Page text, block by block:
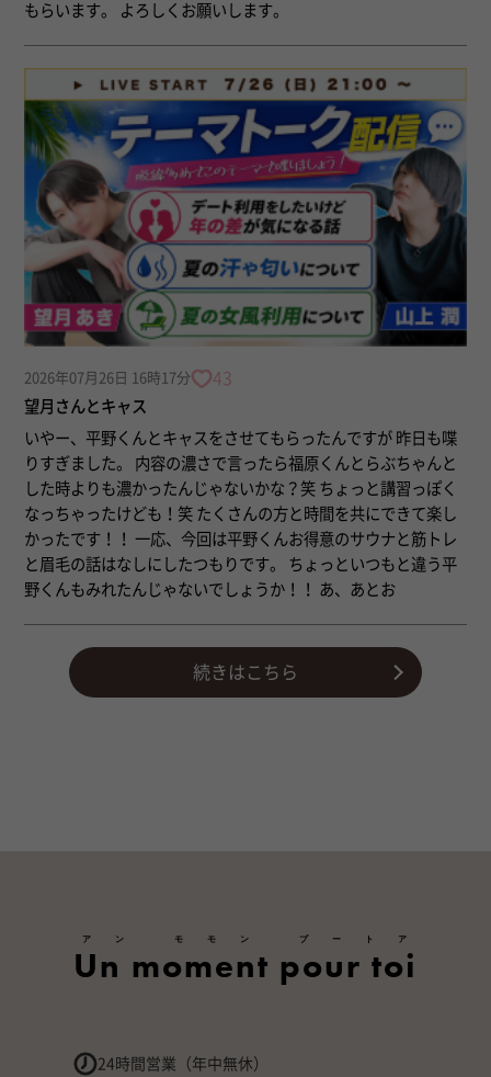
もらいます。 よろしくお願いします。
2026年07月26日 16時17分 43
望月さんとキャス
いやー、平野くんとキャスをさせてもらったんですが 昨日も喋
りすぎました。 内容の濃さで言ったら福原くんとらぶちゃんと
した時よりも濃かったんじゃないかな？笑 ちょっと講習っぽく
なっちゃったけども！笑 たくさんの方と時間を共にできて楽し
かったです！！ 一応、今回は平野くんお得意のサウナと筋トレ
と眉毛の話はなしにしたつもりです。 ちょっといつもと違う平
野くんもみれたんじゃないでしょうか！！ あ、あとお
続きはこちら
Un moment pour toi
アン モモン プートア
24時間営業（年中無休）